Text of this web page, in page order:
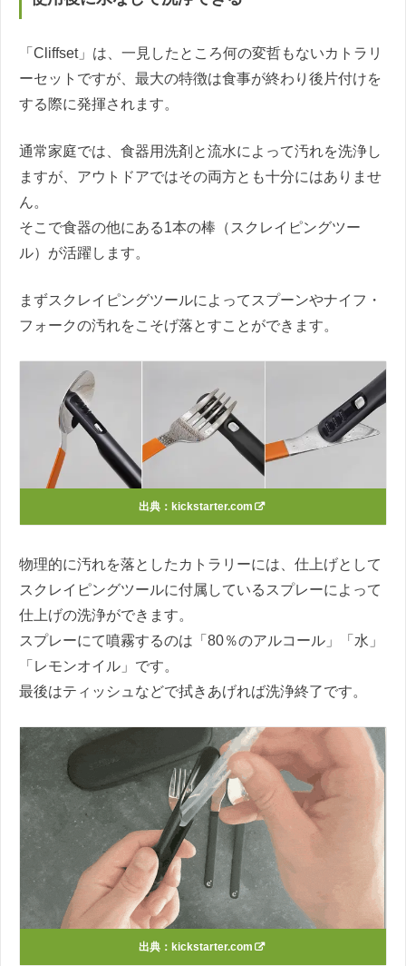
「Cliffset」は、一見したところ何の変哲もないカトラリ
ーセットですが、最大の特徴は食事が終わり後片付けを
する際に発揮されます。
通常家庭では、食器用洗剤と流水によって汚れを洗浄し
ますが、アウトドアではその両方とも十分にはありませ
ん。
そこで食器の他にある1本の棒（スクレイピングツー
ル）が活躍します。
まずスクレイピングツールによってスプーンやナイフ・
フォークの汚れをこそげ落とすことができます。
出典： kickstarter.com
物理的に汚れを落としたカトラリーには、仕上げとして
スクレイピングツールに付属しているスプレーによって
仕上げの洗浄ができます。
スプレーにて噴霧するのは「80％のアルコール」「水」
「レモンオイル」です。
最後はティッシュなどで拭きあげれば洗浄終了です。
出典： kickstarter.com